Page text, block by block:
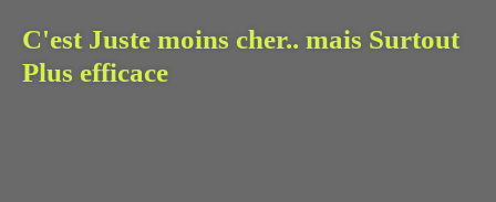
C'est Juste moins cher.. mais Surtout
Plus efficace